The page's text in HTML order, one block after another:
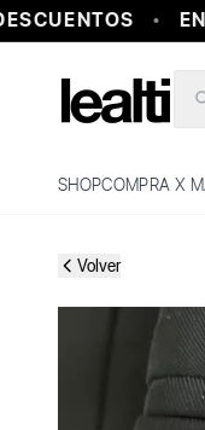
SHOPCOMPRA X
Volver